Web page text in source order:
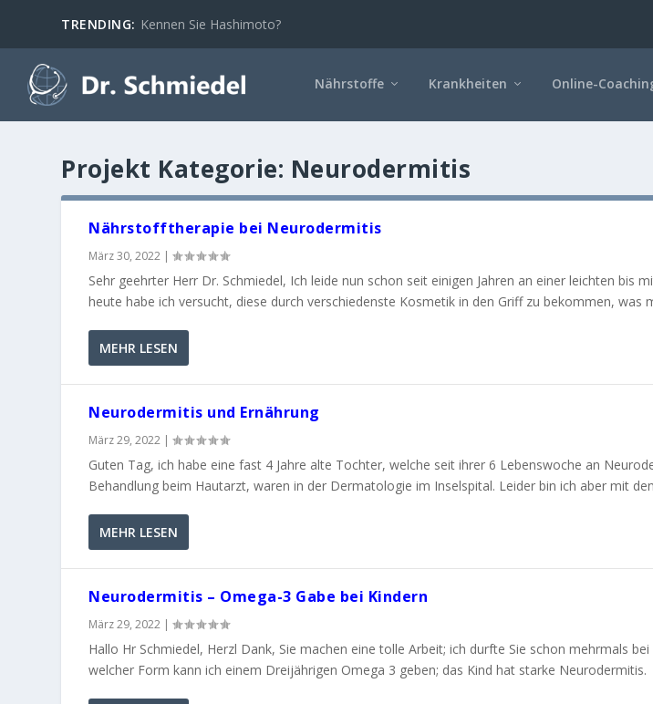
TRENDING: Kennen Sie Hashimoto?
Nährstoffe Krankheiten Online-
Projekt Kategorie: Neurodermitis
Nährstofftherapie bei Neurodermitis
März 30, 2022 |
Sehr geehrter Herr Dr. Schmiedel, Ich leide nun schon seit einigen Jahren an einer leichten bis
heute habe ich versucht, diese durch verschiedenste Kosmetik in den Griff zu bekommen, was
MEHR LESEN
Neurodermitis und Ernährung
März 29, 2022 |
Guten Tag, ich habe eine fast 4 Jahre alte Tochter, welche seit ihrer 6 Lebenswoche an
Behandlung beim Hautarzt, waren in der Dermatologie im Inselspital. Leider bin ich aber mit
MEHR LESEN
Neurodermitis – Omega-3 Gabe bei Kindern
März 29, 2022 |
Hallo Hr Schmiedel, Herzl Dank, Sie machen eine tolle Arbeit; ich durfte Sie schon mehrmals
welcher Form kann ich einem Dreijährigen Omega 3 geben; das Kind hat starke Neurodermitis.